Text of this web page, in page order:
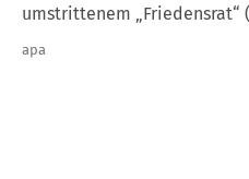
umstrittenem „Friedensrat“
apa